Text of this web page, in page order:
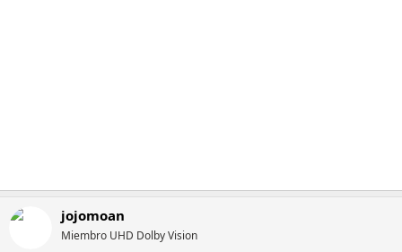
jojomoan
Miembro UHD Dolby Vision